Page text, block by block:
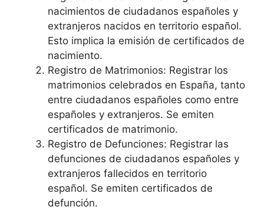
nacimientos de ciudadanos españoles y
extranjeros nacidos en territorio español.
Esto implica la emisión de certificados de
nacimiento.
Registro de Matrimonios: Registrar los
matrimonios celebrados en España, tanto
entre ciudadanos españoles como entre
españoles y extranjeros. Se emiten
certificados de matrimonio.
Registro de Defunciones: Registrar las
defunciones de ciudadanos españoles y
extranjeros fallecidos en territorio
español. Se emiten certificados de
defunción.